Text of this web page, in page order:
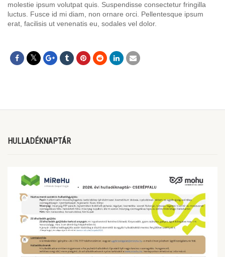
molestie ipsum volutpat quis. Suspendisse consectetur fringilla
luctus. Fusce id mi diam, non ornare orci. Pellentesque ipsum
erat, facilisis ut venenatis eu, sodales vel dolor.
HULLADÉKNAPTÁR